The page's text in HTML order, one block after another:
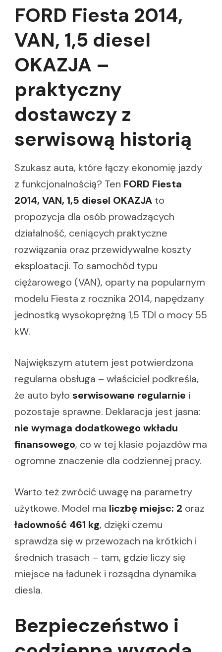
FORD Fiesta 2014,
VAN, 1,5 diesel
OKAZJA –
praktyczny
dostawczy z
serwisową historią
Szukasz auta, które łączy ekonomię jazdy
z funkcjonalnością? Ten FORD Fiesta
2014, VAN, 1,5 diesel OKAZJA to
propozycja dla osób prowadzących
działalność, ceniących praktyczne
rozwiązania oraz przewidywalne koszty
eksploatacji. To samochód typu
ciężarowego (VAN), oparty na popularnym
modelu Fiesta z rocznika 2014, napędzany
jednostką wysokoprężną 1,5 TDI o mocy 55
kW.
Największym atutem jest potwierdzona
regularna obsługa – właściciel podkreśla,
że auto było serwisowane regularnie i
pozostaje sprawne. Deklaracja jest jasna:
nie wymaga dodatkowego wkładu
finansowego, co w tej klasie pojazdów ma
ogromne znaczenie dla codziennej pracy.
Warto też zwrócić uwagę na parametry
użytkowe. Model ma liczbę miejsc: 2 oraz
ładowność 461 kg, dzięki czemu
sprawdza się w przewozach na krótkich i
średnich trasach – tam, gdzie liczy się
miejsce na ładunek i rozsądna dynamika
diesla.
Bezpieczeństwo i